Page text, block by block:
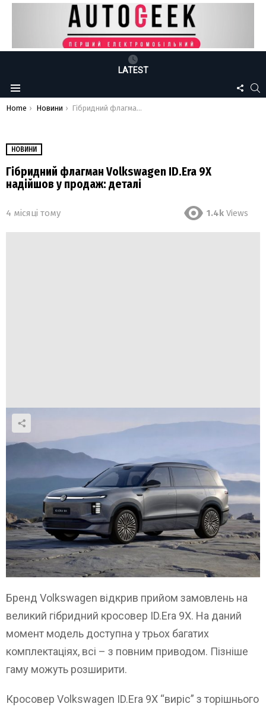
LATEST
Menu
US
You are here:
Home Новини Гібридний флагман Volkswagen ID.Era 9X надійшов у продаж: деталі
НОВИНИ
Гібридний флагман Volkswagen ID.Era 9X
надійшов у продаж: деталі
4 місяці тому 1.4k Views
Бренд Volkswagen відкрив прийом замовлень на
великий гібридний кросовер ID.Era 9X. На даний
момент модель доступна у трьох багатих
комплектаціях, всі – з повним приводом. Пізніше
гаму можуть розширити.
Кросовер Volkswagen ID.Era 9X “виріс” з торішнього